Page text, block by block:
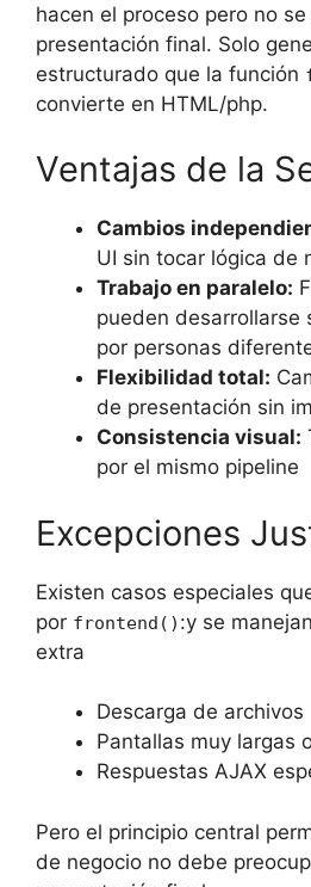
hacen el proceso pero no
presentación final. Solo
estructurado que la función
convierte en HTML/php.
Ventajas de la
Cambios
UI sin tocar lógica de
Trabajo en paralelo:
pueden desarrollarse
por personas
Flexibilidad total:
de presentación sin
Consistencia visual:
por el mismo pipeline
Excepciones
Existen casos especiales
por frontend() :y se
extra
Descarga de archivos
Pantallas muy largas
Respuestas AJAX
Pero el principio central
de negocio no debe